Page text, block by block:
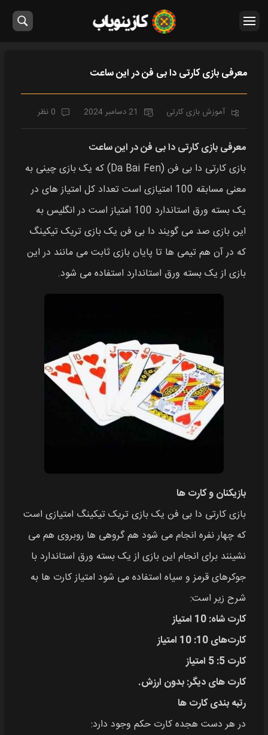
معرفی بازی کارتی دا بی فن در این ساعت
آموزش بازی کارتی 21 دسامبر 2024 0 نظر
معرفی بازی کارتی دا بی فن در این ساعت
بازی کارتی دا بی فن (Da Bai Fen) که یک بازی چینی به
معنی مسابقه 100 امتیازی است تعداد کل امتیاز های در
یک بسته ورق استاندارد 100 امتیاز است در انگلیس به
این بازی صد می‌ گویند دا بی فن یک بازی تریک تیکینگ
که در آن هم‌ تیمی‌ ها تا پایان بازی ثابت می‌ مانند در این
بازی از یک بسته ورق استاندارد استفاده می‌ شود.
بازیکنان و کارت‌ ها
بازی کارتی دا بی فن یک بازی تریک تیکینگ امتیازی است
که چهار نفره انجام می‌ شود هم‌ گروهی‌ ها روبروی هم می‌
نشینند برای انجام این بازی از یک بسته ورق استاندارد با
جوکرهای قرمز و سیاه استفاده می‌ شود امتیاز کارت‌ ها به
شرح زیر است:
کارت شاه: 10 امتیاز
کارت‌های 10: 10 امتیاز
کارت 5: 5 امتیاز
کارت‌ های دیگر: بدون ارزش.
رتبه بندی کارت‌ ها
در هر دست هجده کارت حکم وجود دارد: